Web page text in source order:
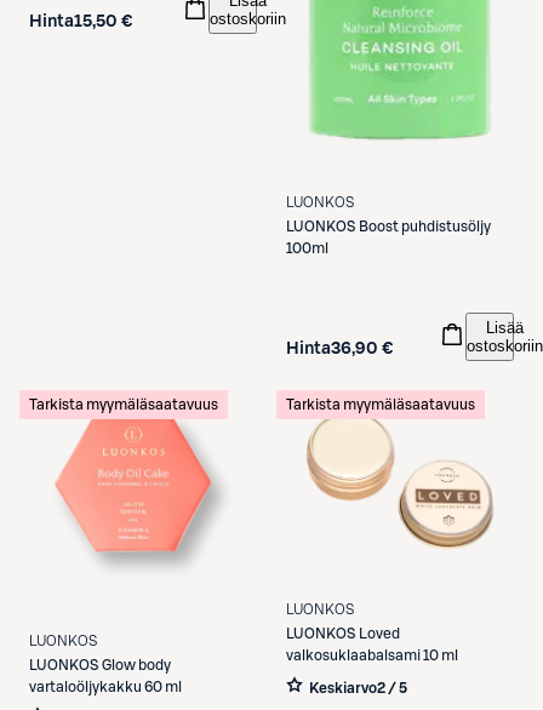
Hinta15,50 €
ostoskoriin
LUONKOS
LUONKOS Boost puhdistusöljy
100ml
Hinta36,90 €
Lisää
ostoskoriin
Tarkista myymäläsaatavuus
LUONKOS
LUONKOS Glow body
vartaloöljykakku 60 ml
Tarkista myymäläsaatavuus
LUONKOS
LUONKOS
Loved
valkosuklaabalsami 10 ml
Keskiarvo2 / 5